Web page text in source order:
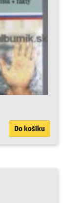
Do košíku